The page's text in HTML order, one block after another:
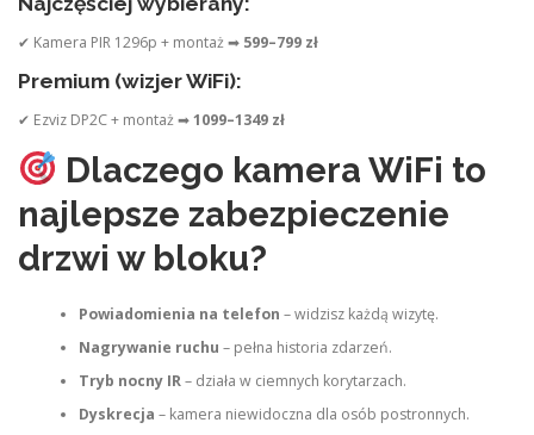
✔ Kamera PIR 1296p + montaż ➡ 599–799 zł
Premium (wizjer WiFi):
✔ Ezviz DP2C + montaż ➡1099–1349 zł
Dlaczego kamera WiFi to
najlepsze zabezpieczenie
drzwi w bloku?
Powiadomienia na telefon – widzisz każdą wizytę.
Nagrywanie ruchu – pełna historia zdarzeń.
Tryb nocny IR– działa w ciemnych korytarzach.
Dyskrecja – kamera niewidoczna dla osób postronnych.